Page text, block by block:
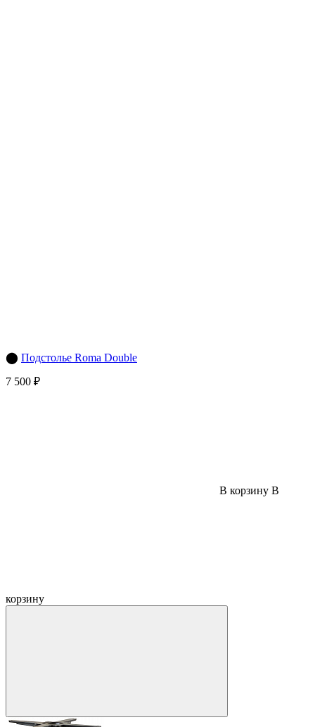
⬤ Подстолье Roma Double
7 500 ₽
В корзину В
корзину